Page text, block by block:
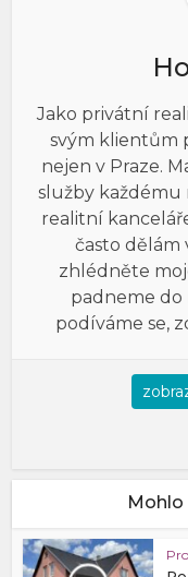
Jako privátní
svým klientům
nejen v Praze.
služby každému
realitní
často dělám
zhlédněte
padneme
podíváme se,